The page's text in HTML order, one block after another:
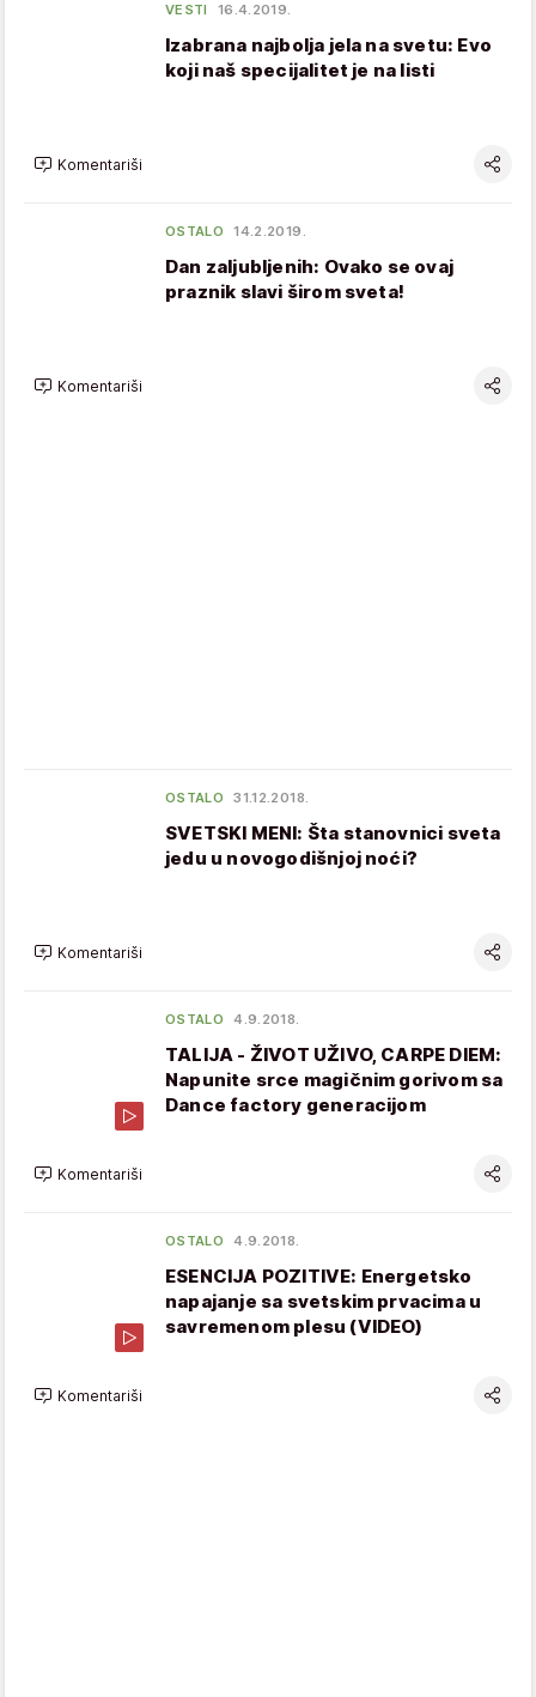
VESTI 16.4.2019.
Izabrana najbolja jela na svetu: Evo
koji naš specijalitet je na listi
Komentariši
OSTALO 14.2.2019.
Dan zaljubljenih: Ovako se ovaj
praznik slavi širom sveta!
Komentariši
OSTALO 31.12.2018.
SVETSKI MENI: Šta stanovnici sveta
jedu u novogodišnjoj noći?
Komentariši
OSTALO 4.9.2018.
TALIJA - ŽIVOT UŽIVO, CARPE DIEM:
Napunite srce magičnim gorivom sa
Dance factory generacijom
Komentariši
OSTALO 4.9.2018.
ESENCIJA POZITIVE: Energetsko
napajanje sa svetskim prvacima u
savremenom plesu (VIDEO)
Komentariši